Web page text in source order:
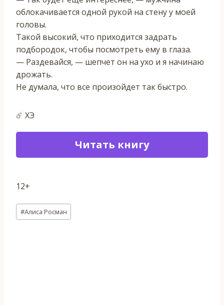
облокачивается одной рукой на стену у моей
головы.
Такой высокий, что приходится задрать
подбородок, чтобы посмотреть ему в глаза.
— Раздевайся, — шепчет он на ухо и я начинаю
дрожать.
Не думала, что все произойдет так быстро.
☄️ ХЭ
Читать книгу
12+
Метки
записи:
#Алиса Росман